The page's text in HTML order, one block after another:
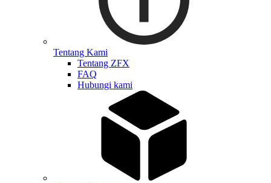
Tentang Kami
Tentang ZFX
FAQ
Hubungi kami